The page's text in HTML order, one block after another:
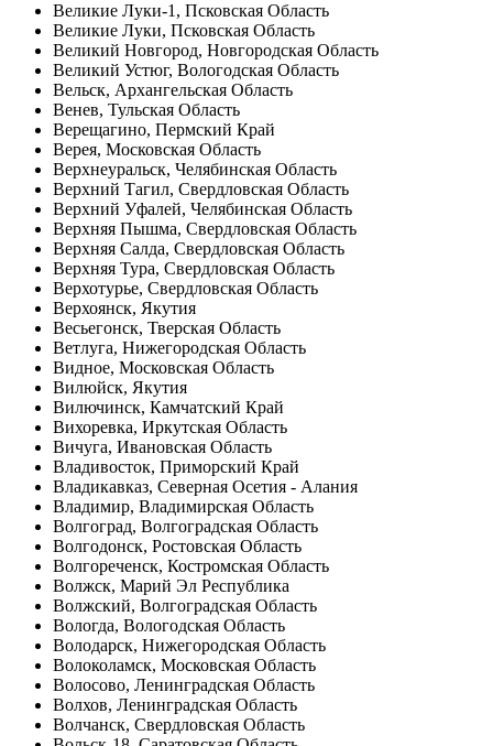
Великие Луки-1, Псковская Область
Великие Луки, Псковская Область
Великий Новгород, Новгородская Область
Великий Устюг, Вологодская Область
Вельск, Архангельская Область
Венев, Тульская Область
Верещагино, Пермский Край
Верея, Московская Область
Верхнеуральск, Челябинская Область
Верхний Тагил, Свердловская Область
Верхний Уфалей, Челябинская Область
Верхняя Пышма, Свердловская Область
Верхняя Салда, Свердловская Область
Верхняя Тура, Свердловская Область
Верхотурье, Свердловская Область
Верхоянск, Якутия
Весьегонск, Тверская Область
Ветлуга, Нижегородская Область
Видное, Московская Область
Вилюйск, Якутия
Вилючинск, Камчатский Край
Вихоревка, Иркутская Область
Вичуга, Ивановская Область
Владивосток, Приморский Край
Владикавказ, Северная Осетия - Алания
Владимир, Владимирская Область
Волгоград, Волгоградская Область
Волгодонск, Ростовская Область
Волгореченск, Костромская Область
Волжск, Марий Эл Республика
Волжский, Волгоградская Область
Вологда, Вологодская Область
Володарск, Нижегородская Область
Волоколамск, Московская Область
Волосово, Ленинградская Область
Волхов, Ленинградская Область
Волчанск, Свердловская Область